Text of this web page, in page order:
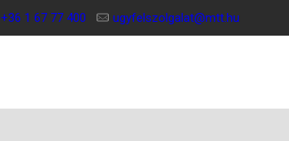
+36 1 67 77 400 ugyfelszolgalat@mtt.hu